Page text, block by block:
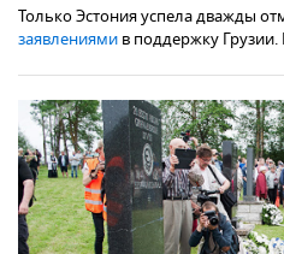
Только Эстония успела дважды
заявлениями в поддержку